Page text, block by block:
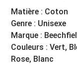
Matière : Coton
Genre : Unisexe
Marque :
Couleurs : Vert,
Rose, Blanc